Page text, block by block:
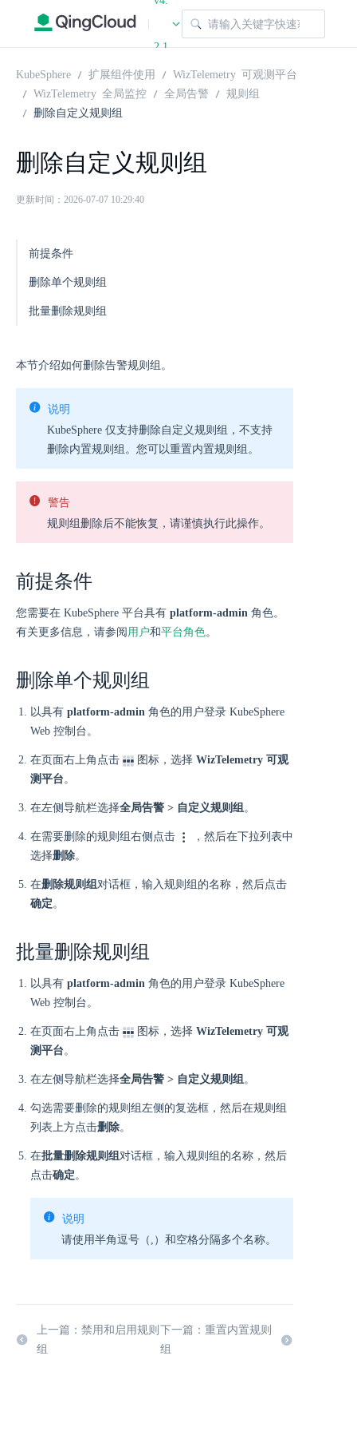
|
2.1
KubeSphere 扩展组件使用
WizTelemetry 可观测平台
WizTelemetry 全局监控
全局告警
规则组
删除自定义规则组
删除自定义规则组
更新时间：2026-07-07 10:29:40
前提条件
删除单个规则组
批量删除规则组
本节介绍如何删除告警规则组。
说明
KubeSphere 仅支持删除自定义规则组，不支持
删除内置规则组。您可以重置内置规则组。
警告
规则组删除后不能恢复，请谨慎执行此操作。
前提条件
您需要在 KubeSphere 平台具有 platform-admin 角色。
有关更多信息，请参阅 用户和平台角色。
删除单个规则组
以具有 platform-admin 角色的用户登录 KubeSphere
Web 控制台。
在页面右上角点击 图标，选择 WizTelemetry 可观
测平台。
在左侧导航栏选择全局告警 > 自定义规则组。
在需要删除的规则组右侧点击
，然后在下拉列表中
选择删除。
在删除规则组对话框，输入规则组的名称，然后点击
确定。
批量删除规则组
以具有 platform-admin 角色的用户登录 KubeSphere
Web 控制台。
在页面右上角点击 图标，选择 WizTelemetry 可观
测平台。
在左侧导航栏选择全局告警 > 自定义规则组。
勾选需要删除的规则组左侧的复选框，然后在规则组
列表上方点击删除。
在批量删除规则组对话框，输入规则组的名称，然后
点击确定。
说明
请使用半角逗号（,）和空格分隔多个名称。
上一篇：禁用和启用规则
组
下一篇：重置内置规则
组